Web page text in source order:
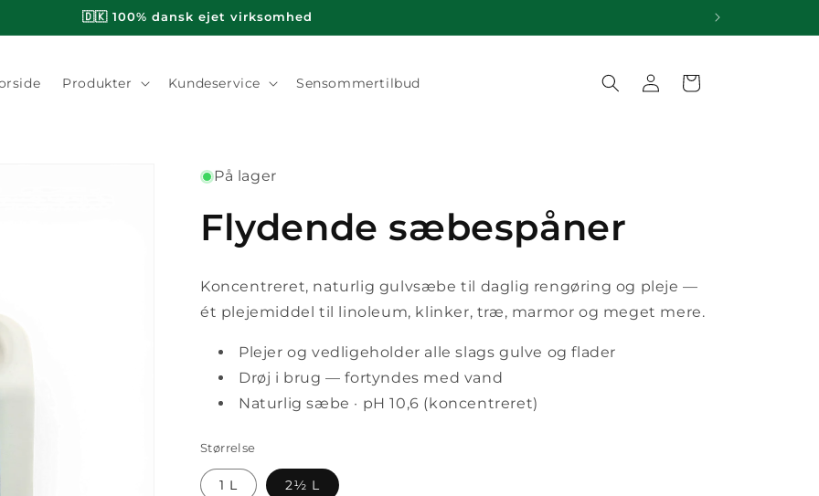
🇩🇰 100% dansk ejet virksomhed
Produkter Kundeservice Sensommertilbud
Log
ind
Indkøbskurv
På lager
Flydende sæbespåner
Koncentreret, naturlig gulvsæbe til daglig rengøring og pleje —
ét plejemiddel til linoleum, klinker, træ, marmor og meget mere.
Plejer og vedligeholder alle slags gulve og flader
Drøj i brug — fortyndes med vand
Naturlig sæbe · pH 10,6 (koncentreret)
Størrelse
1 L 2½ L